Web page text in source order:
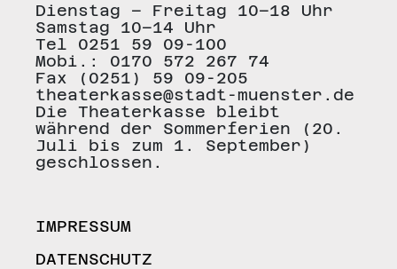
Dienstag – Freitag 10–18 Uhr
Samstag 10–14 Uhr
Tel 0251 59 09-100
Mobi.: 0170 572 267 74
Fax (0251) 59 09-205
theaterkasse@stadt-muenster.de
Die Theaterkasse bleibt
während der Sommerferien (20.
Juli bis zum 1. September)
geschlossen.
IMPRESSUM
DATENSCHUTZ